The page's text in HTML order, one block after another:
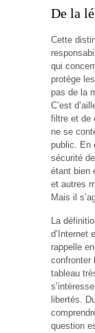
De la
Cette
qui
protège
pas de la
C’est
filtre et de
ne se
public. En
sécurité
étant bien
et autres
Mais il
La
d’Internet
rappelle
confronter
tableau
libertés.
question